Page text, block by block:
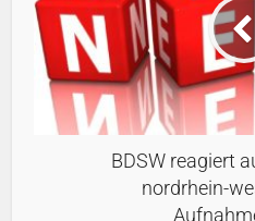
BDSW reagiert
nordrhein-